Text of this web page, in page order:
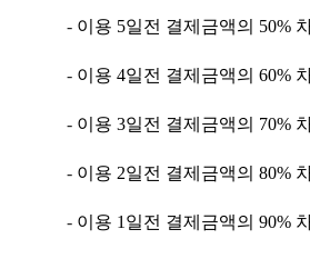
- 이용 5일전 결제금액의 50%
- 이용 4일전 결제금액의 60%
- 이용 3일전 결제금액의 70%
- 이용 2일전 결제금액의 80%
- 이용 1 일전 결제금액의 90%